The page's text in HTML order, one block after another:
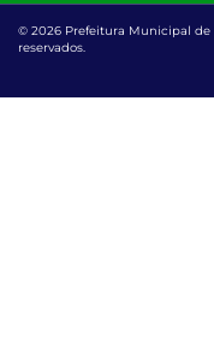
© 2026 Prefeitura Municipal de
reservados.